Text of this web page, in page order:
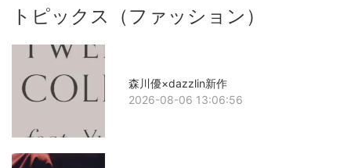
トピックス（ファッション）
森川優×dazzlin新作
2026-08-06 13:06:56